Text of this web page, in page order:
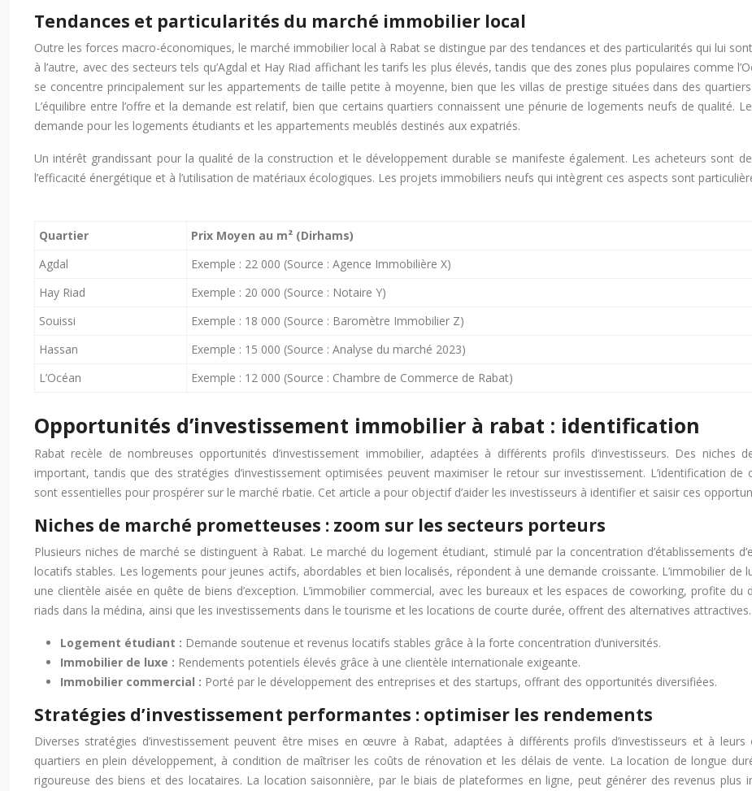
Tendances et particularités du marché immobilier local
Outre les forces macro-économiques, le marché immobilier local à Rabat se distingue par des tendances et des particularités qui lui
à l’autre, avec des secteurs tels qu’Agdal et Hay Riad affichant les tarifs les plus élevés, tandis que des zones plus populaires comme
se concentre principalement sur les appartements de taille petite à moyenne, bien que les villas de prestige situées dans des
L’équilibre entre l’offre et la demande est relatif, bien que certains quartiers connaissent une pénurie de logements neufs de qualité.
demande pour les logements étudiants et les appartements meublés destinés aux expatriés.
Un intérêt grandissant pour la qualité de la construction et le développement durable se manifeste également. Les acheteurs sont
l’efficacité énergétique et à l’utilisation de matériaux écologiques. Les projets immobiliers neufs qui intègrent ces aspects sont
Quartier
Prix Moyen au m² (Dirhams)
Agdal
Exemple : 22 000 (Source : Agence Immobilière X)
Hay Riad
Exemple : 20 000 (Source : Notaire Y)
Souissi
Exemple : 18 000 (Source : Baromètre Immobilier Z)
Hassan
Exemple : 15 000 (Source : Analyse du marché 2023)
L’Océan
Exemple : 12 000 (Source : Chambre de Commerce de Rabat)
Opportunités d’investissement immobilier à rabat : identification
Rabat recèle de nombreuses opportunités d’investissement immobilier, adaptées à différents profils d’investisseurs. Des
important, tandis que des stratégies d’investissement optimisées peuvent maximiser le retour sur investissement. L’identification de
sont essentielles pour prospérer sur le marché rbatie. Cet article a pour objectif d’aider les investisseurs à identifier et saisir ces
Niches de marché prometteuses : zoom sur les secteurs porteurs
Plusieurs niches de marché se distinguent à Rabat. Le marché du logement étudiant, stimulé par la concentration d’établissements
locatifs stables. Les logements pour jeunes actifs, abordables et bien localisés, répondent à une demande croissante. L’immobilier
une clientèle aisée en quête de biens d’exception. L’immobilier commercial, avec les bureaux et les espaces de coworking, profite
riads dans la médina, ainsi que les investissements dans le tourisme et les locations de courte durée, offrent des alternatives attractives.
Logement étudiant : Demande soutenue et revenus locatifs stables grâce à la forte concentration d’universités.
Immobilier de luxe : Rendements potentiels élevés grâce à une clientèle internationale exigeante.
Immobilier commercial : Porté par le développement des entreprises et des startups, offrant des opportunités diversifiées.
Stratégies d’investissement performantes : optimiser les rendements
Diverses stratégies d’investissement peuvent être mises en œuvre à Rabat, adaptées à différents profils d’investisseurs et à leurs
quartiers en plein développement, à condition de maîtriser les coûts de rénovation et les délais de vente. La location de longue
rigoureuse des biens et des locataires. La location saisonnière, par le biais de plateformes en ligne, peut générer des revenus